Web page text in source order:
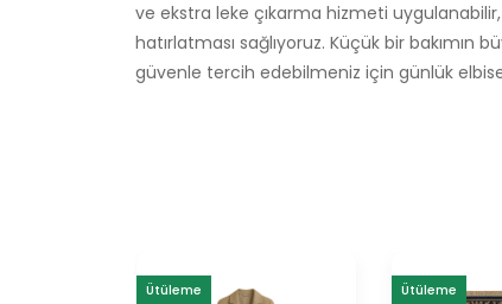
ve ekstra leke çıkarma hizmeti
hatırlatması sağlıyoruz. Küçük bir bakımın
güvenle tercih edebilmeniz için günlük
Ütüleme Ütüleme